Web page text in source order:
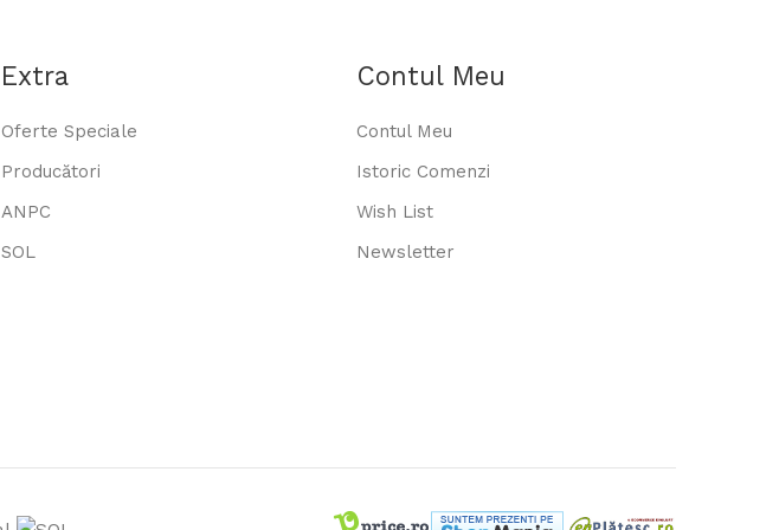
Extra
Oferte Speciale
Producători
ANPC
SOL
Contul Meu
Contul Meu
Istoric Comenzi
Wish List
Newsletter